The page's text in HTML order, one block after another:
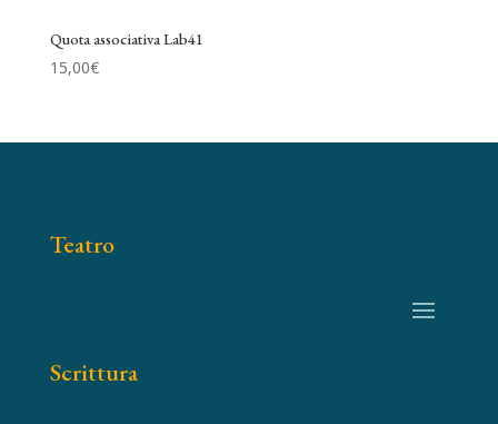
Quota associativa Lab41
15,00€
Teatro
Scrittura